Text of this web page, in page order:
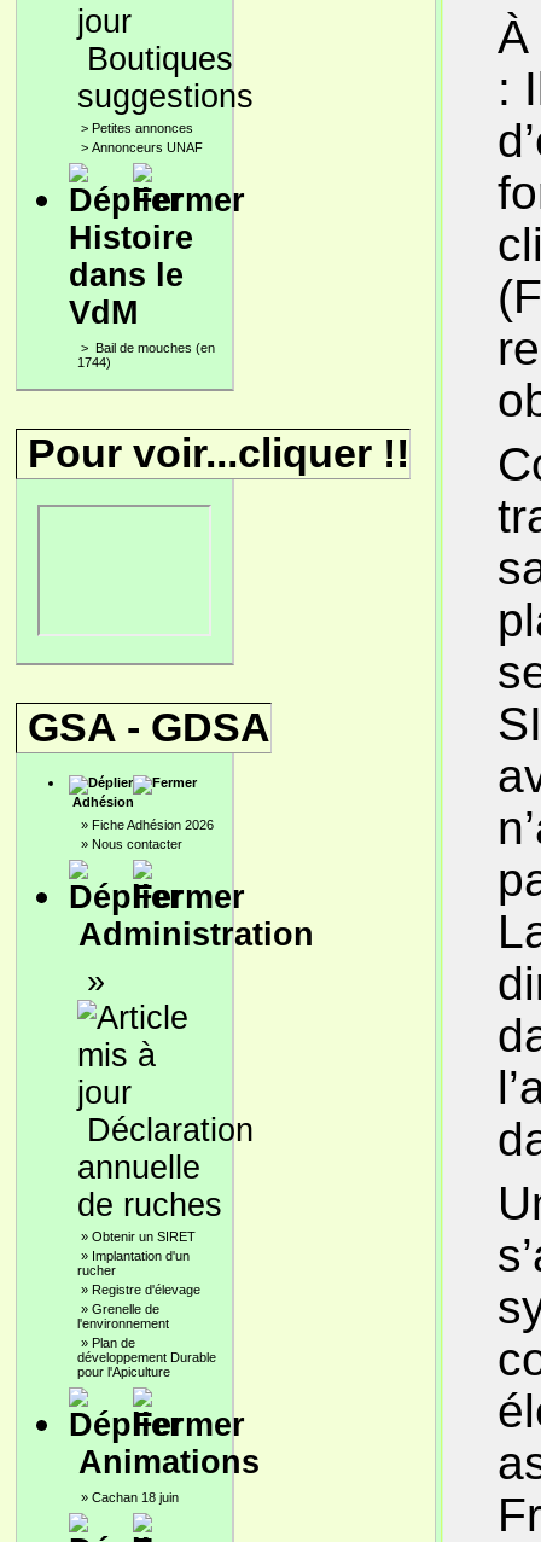
Boutiques
suggestions
> Petites annonces
> Annonceurs UNAF
Histoire
dans le
VdM
> Bail de mouches (en
1744)
Pour voir...cliquer !!
GSA - GDSA
Adhésion
» Fiche Adhésion 2026
» Nous contacter
Administration
»
Déclaration
annuelle
de ruches
» Obtenir un SIRET
» Implantation d'un
rucher
» Registre d'élevage
» Grenelle de
l'environnement
» Plan de
développement Durable
pour l'Apiculture
Animations
» Cachan 18 juin
À
: